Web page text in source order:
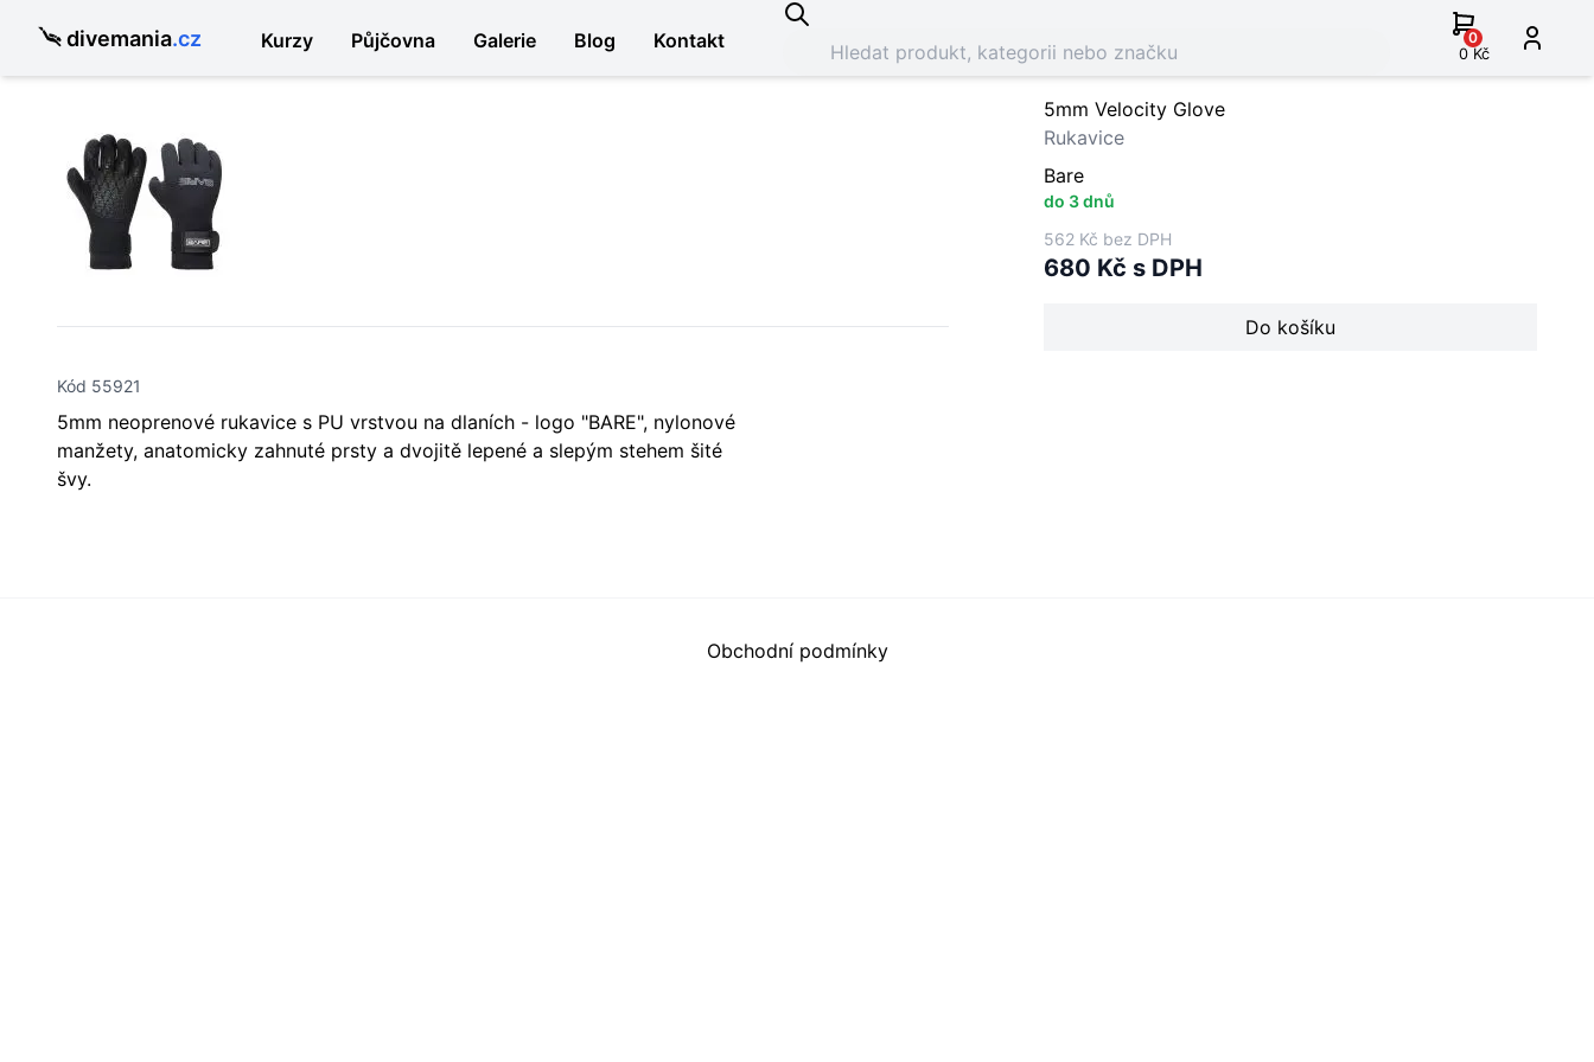
divemania.cz Kurzy Půjčovna Galerie Blog Kontakt
0
0 Kč
5mm Velocity Glove
Rukavice
Bare
do 3 dnů
562 Kč bez DPH
680 Kč s DPH
Do košíku
Kód 55921
5mm neoprenové rukavice s PU vrstvou na dlaních - logo "BARE", nylonové
manžety, anatomicky zahnuté prsty a dvojitě lepené a slepým stehem šité
švy.
Obchodní podmínky